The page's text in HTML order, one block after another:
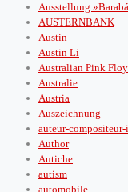
Ausstellung
AUSTERNBANK
Austin
Austin Li
Australian Pink
Australie
Austria
Auszeichnung
auteur-
Author
Autiche
autism
automobile